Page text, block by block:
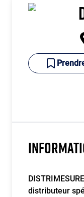
distributeur